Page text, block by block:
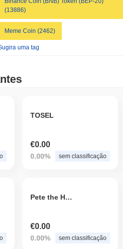
(13886)
Meme Coin (2462)
uma tag
TOSEL
€0.00
0.00% sem classificação
Pete the Hymn Book
€0.00
0.00% sem classificação